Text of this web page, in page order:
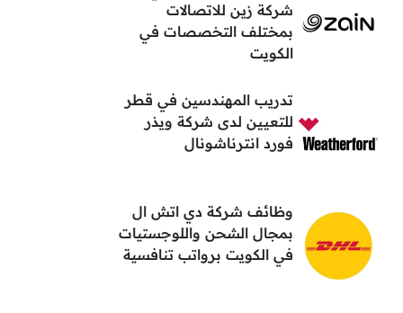
شركة زين للاتصالات
بمختلف التخصصات في
الكويت
تدريب المهندسين في قطر
للتعيين لدى شركة ويذر
فورد انترناشونال
وظائف شركة دي اتش ال
بمجال الشحن واللوجستيات
في الكويت برواتب تنافسية